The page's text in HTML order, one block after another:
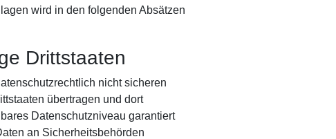
wird in den folgenden Absätzen
Drittstaaten
nicht sicheren
übertragen und dort
Datenschutzniveau garantiert
an Sicherheitsbehörden